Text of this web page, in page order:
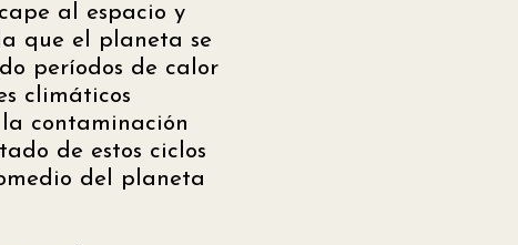
al espacio y
que el planeta se
períodos de calor
climáticos
contaminación
de estos ciclos
del planeta